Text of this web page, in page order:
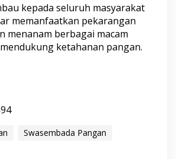
kepada seluruh masyarakat
memanfaatkan pekarangan
menanam berbagai macam
ketahanan pangan.
Swasembada Pangan